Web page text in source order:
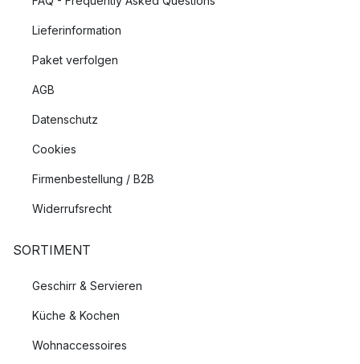
Lieferinformation
Paket verfolgen
AGB
Datenschutz
Cookies
Firmenbestellung / B2B
Widerrufsrecht
SORTIMENT
Geschirr & Servieren
Küche & Kochen
Wohnaccessoires